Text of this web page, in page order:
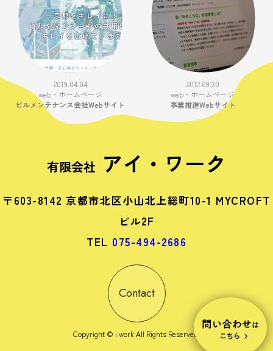
2019.04.04
web・ホームページ
ビルメンテナンス会社Webサイト
2012.09.30
web・ホームページ
事業推進Webサイト
有限会社 アイ・ワーク
〒603-8142 京都市北区小山北上総町10-1 MYCROFT
ビル2F
TEL 075-494-2686
Contact
Copyright © i work All Rights Reserved.